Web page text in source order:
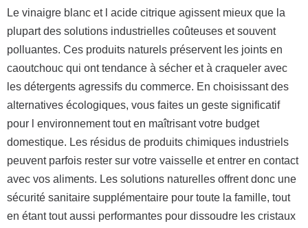
Le vinaigre blanc et l acide citrique agissent mieux que la
plupart des solutions industrielles coûteuses et souvent
polluantes. Ces produits naturels préservent les joints en
caoutchouc qui ont tendance à sécher et à craqueler avec
les détergents agressifs du commerce. En choisissant des
alternatives écologiques, vous faites un geste significatif
pour l environnement tout en maîtrisant votre budget
domestique. Les résidus de produits chimiques industriels
peuvent parfois rester sur votre vaisselle et entrer en contact
avec vos aliments. Les solutions naturelles offrent donc une
sécurité sanitaire supplémentaire pour toute la famille, tout
en étant tout aussi performantes pour dissoudre les cristaux